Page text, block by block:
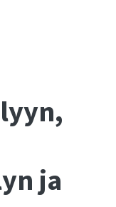
ja